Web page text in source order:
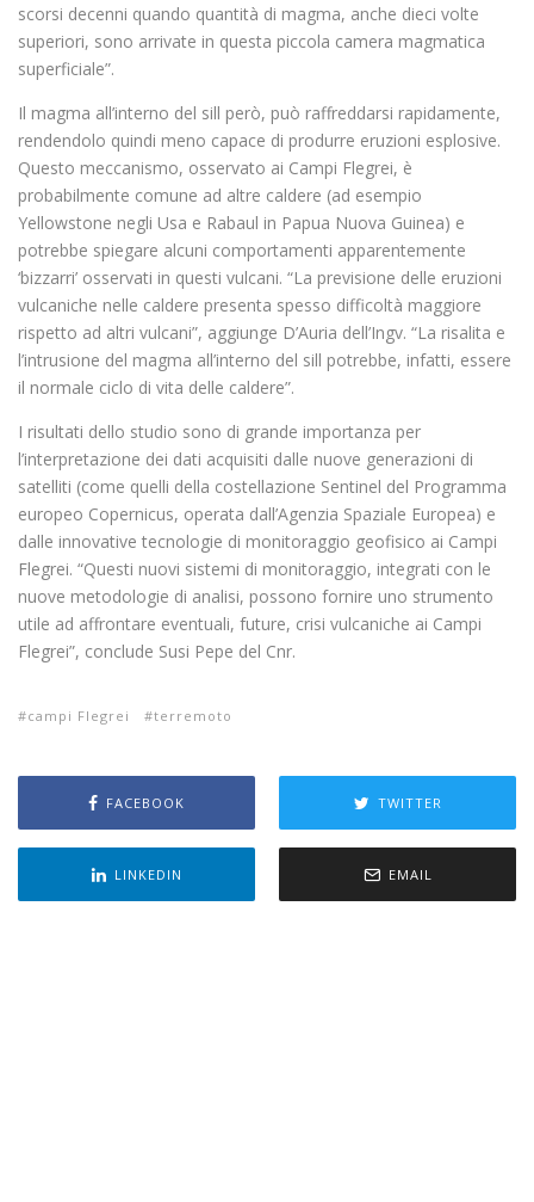
scorsi decenni quando quantità di magma, anche dieci volte
superiori, sono arrivate in questa piccola camera magmatica
superficiale”.
Il magma all’interno del sill però, può raffreddarsi rapidamente,
rendendolo quindi meno capace di produrre eruzioni esplosive.
Questo meccanismo, osservato ai Campi Flegrei, è
probabilmente comune ad altre caldere (ad esempio
Yellowstone negli Usa e Rabaul in Papua Nuova Guinea) e
potrebbe spiegare alcuni comportamenti apparentemente
‘bizzarri’ osservati in questi vulcani. “La previsione delle eruzioni
vulcaniche nelle caldere presenta spesso difficoltà maggiore
rispetto ad altri vulcani”, aggiunge D’Auria dell’Ingv. “La risalita e
l’intrusione del magma all’interno del sill potrebbe, infatti, essere
il normale ciclo di vita delle caldere”.
I risultati dello studio sono di grande importanza per
l’interpretazione dei dati acquisiti dalle nuove generazioni di
satelliti (come quelli della costellazione Sentinel del Programma
europeo Copernicus, operata dall’Agenzia Spaziale Europea) e
dalle innovative tecnologie di monitoraggio geofisico ai Campi
Flegrei. “Questi nuovi sistemi di monitoraggio, integrati con le
nuove metodologie di analisi, possono fornire uno strumento
utile ad affrontare eventuali, future, crisi vulcaniche ai Campi
Flegrei”, conclude Susi Pepe del Cnr.
campi Flegrei terremoto
FACEBOOK TWITTER
LINKEDIN EMAIL